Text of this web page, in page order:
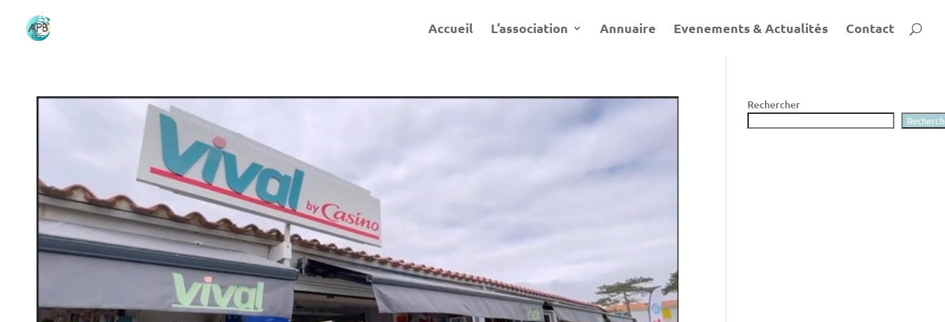
Accueil L’association Annuaire Evenements & Actualités Contact
Rechercher